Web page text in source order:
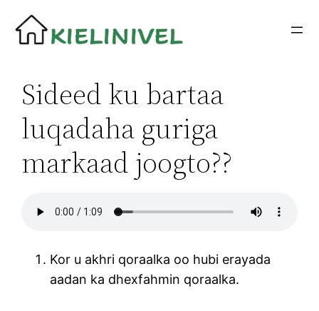
Siirry
sisältöön
Sideed ku bartaa
luqadaha guriga
markaad joogto??
Kor u akhri qoraalka oo hubi erayada
aadan ka dhexfahmin qoraalka.